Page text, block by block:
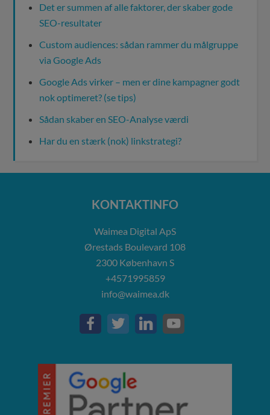
Det er summen af alle faktorer, der skaber gode
SEO-resultater
Custom audiences: sådan rammer du målgruppe
via Google Ads
Google Ads virker – men er dine kampagner godt
nok optimeret? (se tips)
Sådan skaber en SEO-Analyse værdi
Har du en stærk (nok) linkstrategi?
KONTAKTINFO
Waimea Digital ApS
Ørestads Boulevard 108
2300 København S
+4571995859
info@waimea.dk